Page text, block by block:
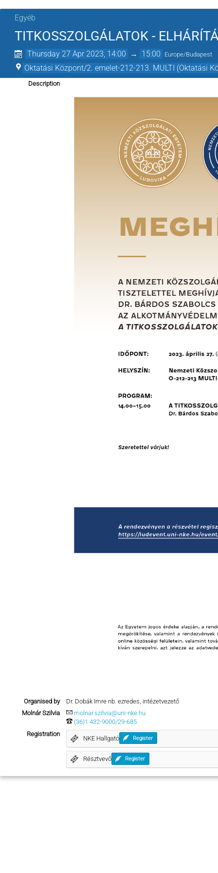
Egyéb
TITKOSSZOLGÁLATOK -
Thursday 27 Apr 2023, 14:00 → 15:00 Europe/Budapest
Oktatási Központ/2. emelet-212-213. MULTI (Oktatási
Description
Organised by
Dr. Dobák Imre nb. ezredes, intézetvezető
Molnár Szilvia
molnar.szilvia@uni-nke.hu
(36)1 432-9000/29-685
Registration
NKE Hallgató Register
Résztvevő Register